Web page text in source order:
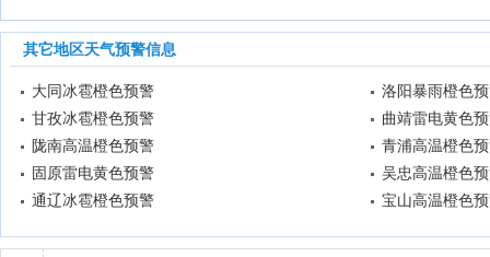
其它地区天气预警信息
大同冰雹橙色预警
洛阳暴雨橙色
甘孜冰雹橙色预警
曲靖雷电黄色
陇南高温橙色预警
青浦高温橙色
固原雷电黄色预警
吴忠高温橙色
通辽冰雹橙色预警
宝山高温橙色